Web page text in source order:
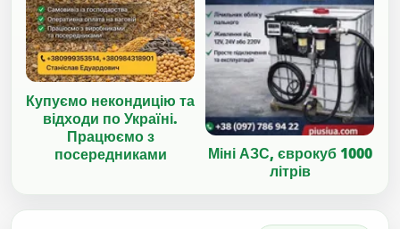
Купуємо некондицію та
відходи по Україні.
Працюємо з
посередниками
Міні АЗС, єврокуб 1000
літрів